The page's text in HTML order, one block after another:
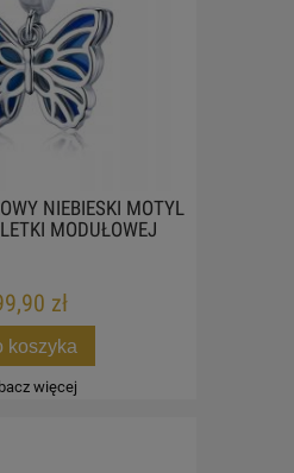
NIEBIESKI MOTYL
MODUŁOWEJ
zł
koszyka
więcej